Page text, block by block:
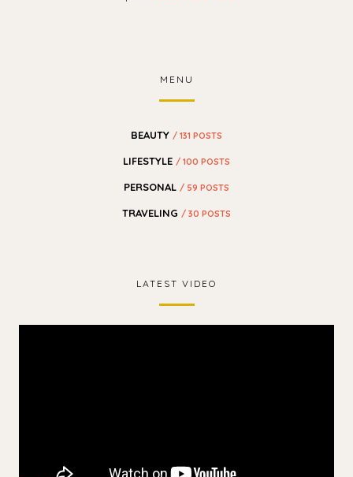
MENU
BEAUTY / 131 POSTS
LIFESTYLE / 100 POSTS
PERSONAL / 59 POSTS
TRAVELING / 30 POSTS
LATEST VIDEO